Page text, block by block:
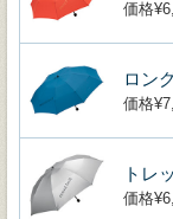
価格
ロン
価格
トレ
価格